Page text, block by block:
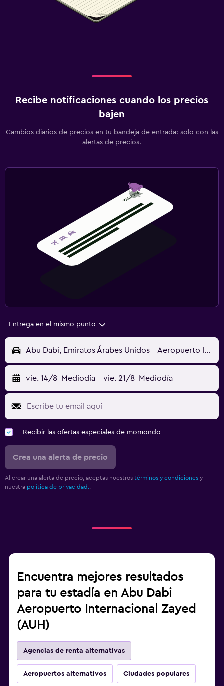
Recibe notificaciones cuando los precios
bajen
Cambios diarios de precios en tu bandeja de entrada: solo con las
alertas de precios.
Entrega en el mismo punto
Abu Dabi, Emiratos Árabes Unidos - Aeropuerto Internacional Zayed (AUH)
vie. 14/8 Mediodía - vie. 21/8 Mediodía
Recibir las ofertas especiales de momondo
Crea una alerta de precio
Al crear una alerta de precio, aceptas nuestros términos y condiciones y
nuestra política de privacidad..
Encuentra mejores resultados
para tu estadía en Abu Dabi
Aeropuerto Internacional Zayed
(AUH)
Agencias de renta alternativas
Aeropuertos alternativos Ciudades populares